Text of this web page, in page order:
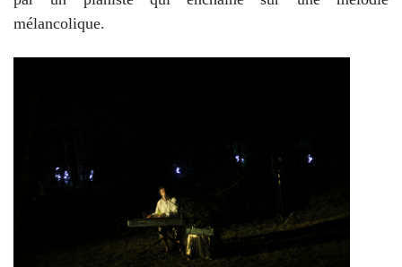
mélancolique.